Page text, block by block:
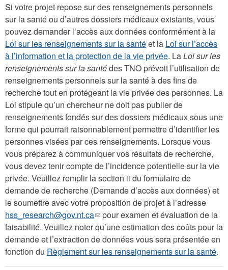
Si votre projet repose sur des renseignements personnels
sur la santé ou d’autres dossiers médicaux existants, vous
pouvez demander l’accès aux données conformément à la
Loi sur les renseignements sur la santéet la Loi sur l’accès
à l’information et la protection de la vie privée. LaLoi sur les
renseignements sur la santédes TNO prévoit l’utilisation de
renseignements personnels sur la santé à des fins de
recherche tout en protégeant la vie privée des personnes. La
Loi stipule qu’un chercheur ne doit pas publier de
renseignements fondés sur des dossiers médicaux sous une
forme qui pourrait raisonnablement permettre d’identifier les
personnes visées par ces renseignements. Lorsque vous
vous préparez à communiquer vos résultats de recherche,
vous devez tenir compte de l’incidence potentielle sur la vie
privée. Veuillez remplir la section ii du formulaire de
demande de recherche (Demande d’accès aux données) et
le soumettre avec votre proposition de projet à l’adresse
hss_research@gov.nt.ca(le
lien
envoie
un
courriel)
pour examen et évaluation de la
faisabilité. Veuillez noter qu’une estimation des coûts pour la
demande et l’extraction de données vous sera présentée en
fonction du Règlement sur les renseignements sur la santé.